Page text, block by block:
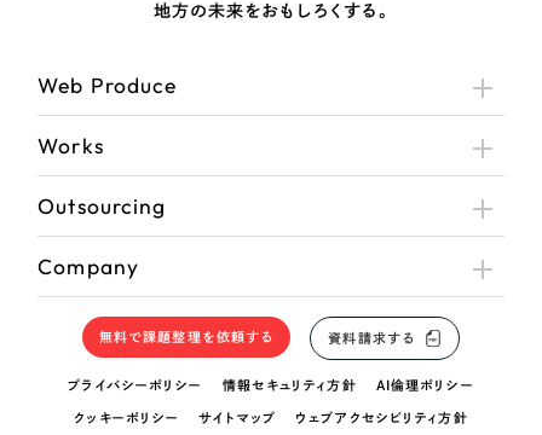
地方の未来をおもしろくする。
Web Produce
Works
Outsourcing
Company
無料で課題整理を依頼する 資料請求する
プライバシーポリシー 情報セキュリティ方針 AI倫理ポリシー
クッキーポリシー サイトマップ ウェブアクセシビリティ方針